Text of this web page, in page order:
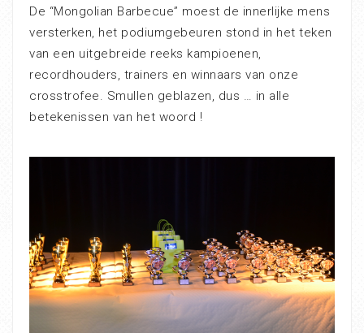
De “Mongolian Barbecue” moest de innerlijke mens
versterken, het podiumgebeuren stond in het teken
van een uitgebreide reeks kampioenen,
recordhouders, trainers en winnaars van onze
crosstrofee. Smullen geblazen, dus … in alle
betekenissen van het woord !